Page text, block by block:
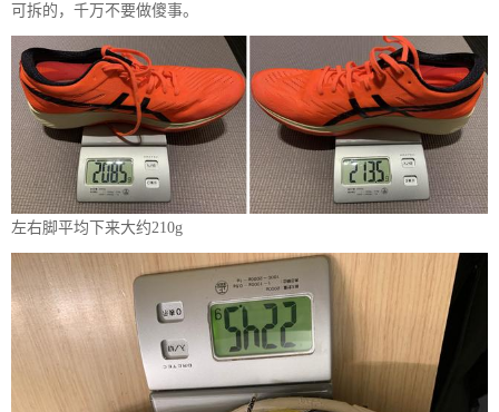
可拆的，千万不要做傻事。
左右脚平均下来大约210g